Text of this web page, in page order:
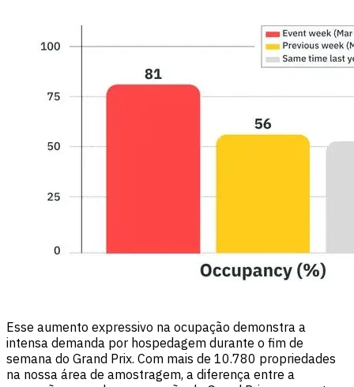
Esse aumento expressivo na ocupação demonstra a
intensa demanda por hospedagem durante o fim de
semana do Grand Prix. Com mais de 10.780 propriedades
na nossa área de amostragem, a diferença entre a